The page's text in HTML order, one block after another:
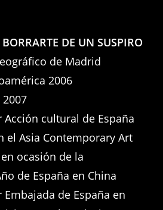
DE UN SUSPIRO
de Madrid
2006
2007
Acción cultural de España
el Asia Contemporary Art
ocasión de la
de España en China
de España en